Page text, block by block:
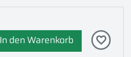
In den Warenkorb favorite_border